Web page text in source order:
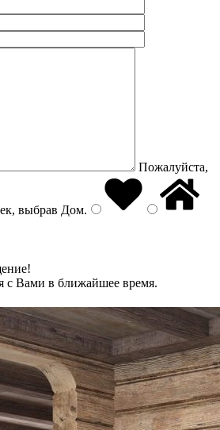
Пожалуйста,
выбрав Дом.
с Вами в ближайшее время.